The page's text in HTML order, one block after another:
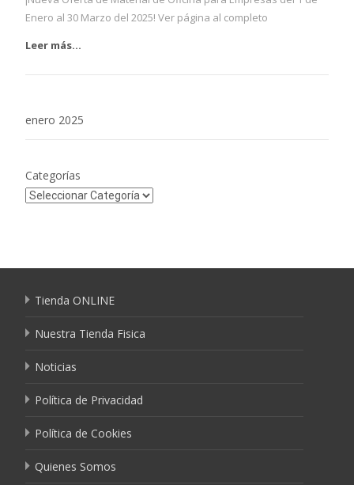
Enero al 30 Marzo del 2025! Ver página al completo
Leer más...
enero 2025
Categorías
Tienda ONLINE
Nuestra Tienda Fisica
Noticias
Política de Privacidad
Política de Cookies
Quienes Somos